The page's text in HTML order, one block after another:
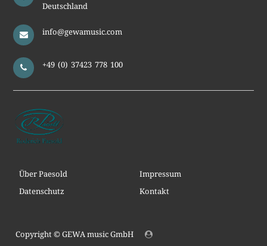
Deutschland
info@gewamusic.com
+49 (0) 37423 778 100
Über Paesold
Impressum
Datenschutz
Kontakt
Copyright ©GEWA music GmbH